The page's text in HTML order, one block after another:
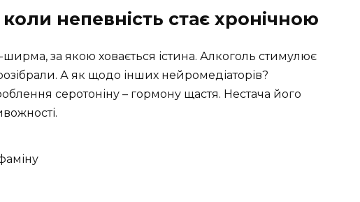
непевність стає хронічною
ширма, за якою ховається істина. Алкоголь стимулює
А як щодо інших нейромедіаторів?
серотоніну – гормону щастя. Нестача його